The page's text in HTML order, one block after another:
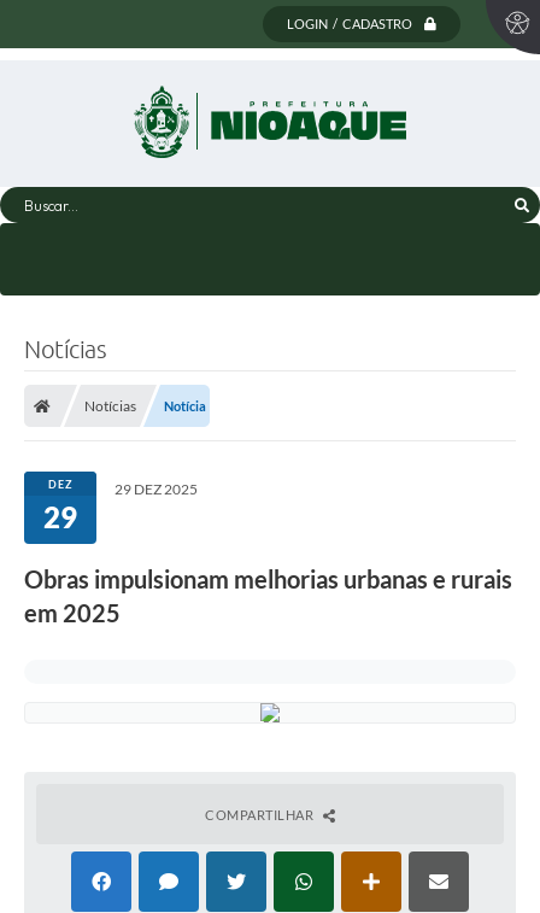
LOGIN / CADASTRO
Buscar...
Notícias
Notícias Notícia
DEZ
29
29 DEZ 2025
Obras impulsionam melhorias urbanas e rurais
em 2025
COMPARTILHAR